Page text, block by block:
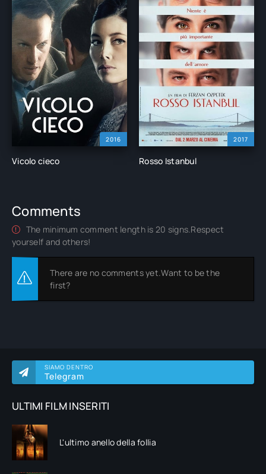
SIAMO DENTRO
Telegram
ULTIMI FILM INSERITI
L'ultimo anello della follia
2016
Vicolo cieco
2017
Rosso Istanbul
Comments
The minimum comment length is 20 signs.Respect
yourself and others!
There are no comments yet.Want to be the
first?